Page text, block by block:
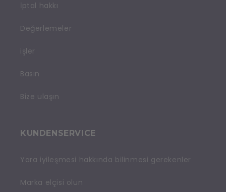
İptal hakkı
Değerlemeler
işler
Basın
Bize ulaşın
KUNDENSERVICE
Yara iyileşmesi hakkında bilinmesi gerekenler
Marka elçisi olun